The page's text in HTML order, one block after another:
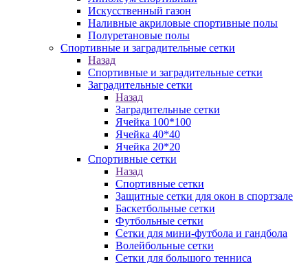
Искусственный газон
Наливные акриловые спортивные полы
Полуретановые полы
Спортивные и заградительные сетки
Назад
Спортивные и заградительные сетки
Заградительные сетки
Назад
Заградительные сетки
Ячейка 100*100
Ячейка 40*40
Ячейка 20*20
Спортивные сетки
Назад
Спортивные сетки
Защитные сетки для окон в спортзале
Баскетбольные сетки
Футбольные сетки
Сетки для мини-футбола и гандбола
Волейбольные сетки
Сетки для большого тенниса